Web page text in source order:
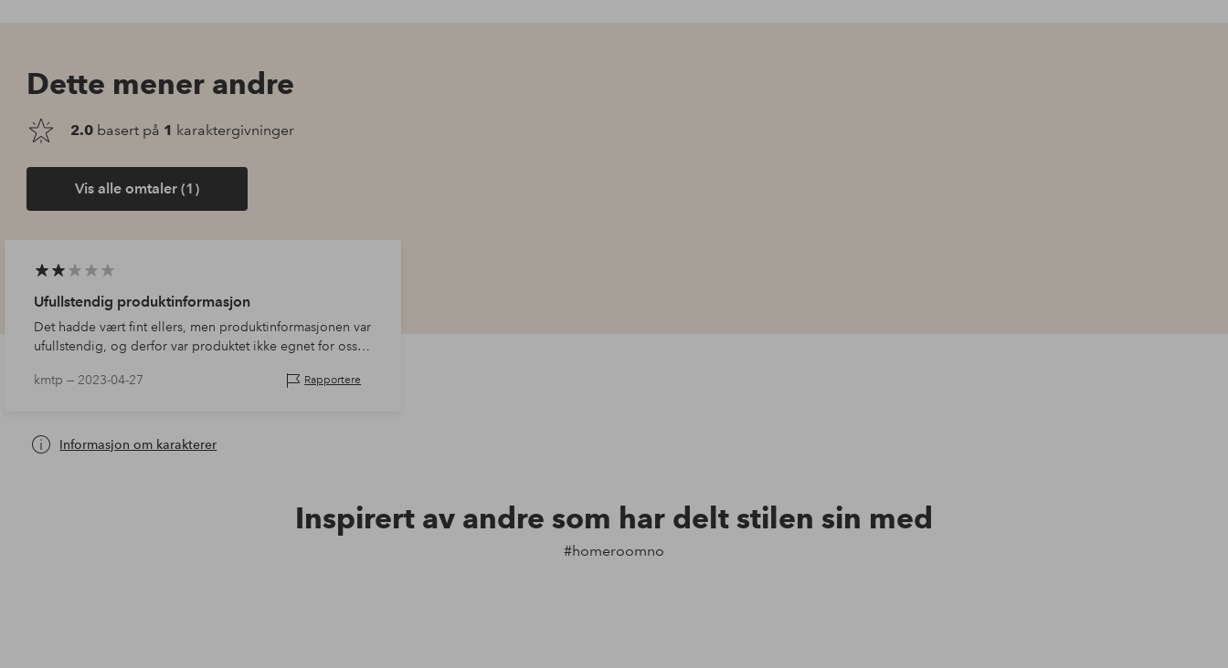
Dette mener andre
2.0 basert på 1 karaktergivninger
Vis alle omtaler (1)
Ufullstendig produktinformasjon
Det hadde vært fint ellers, men produktinformasjonen var
ufullstendig, og derfor var produktet ikke egnet for oss.
f…
kmtp —2023-04-27 Rapportere
Informasjon om karakterer
Inspirert av andre som har delt stilen sin med
#homeroomno